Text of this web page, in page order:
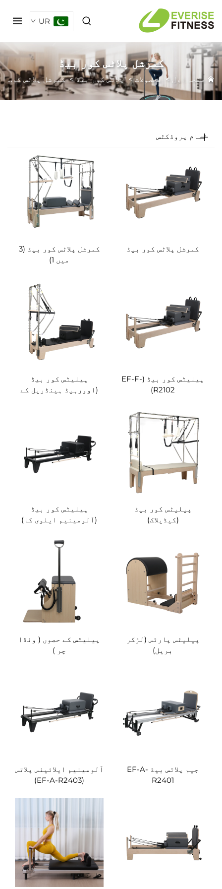
UR
کمرشل پلاٹس کور بیڈ
اول محصولات>پلاتس کور بیڈ>کمرشل پلاٹس کور بیڈ
پروڈکٹس
کمرشل پلاٹس کور بیڈ
کمرشل پلاٹس کور بیڈ (3
پیلیٹس کور بیڈ (EF-F-
R2102)
پیلیٹس کور بیڈ
(اوورہیڈ ہینڈریل کے
پیلیٹس کور بیڈ
(کیڈیلاک)
پیلیٹس کور بیڈ
(آلومینیم ایلوی کا)
پیلیٹس پارٹس (لڑکر
بریل)
پیلیٹس کے حصوں ( ونڈا
جیم پلاتس بیڈ EF-A-
R2401
آلومینیم ایلائینس پلاتس